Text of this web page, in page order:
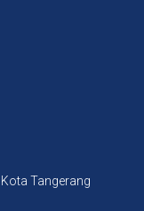
Tangerang